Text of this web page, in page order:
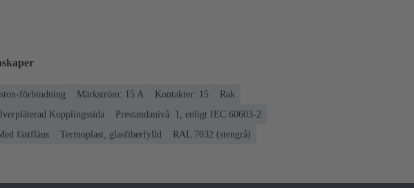
förbindning Märkström: ‌15 A Kontakter: 15
Rak
Kopplingssida
Prestandanivå: 1, enligt IEC 60603-2
fästfläns
Termoplast, glasfiberfylld RAL 7032 (stengrå)